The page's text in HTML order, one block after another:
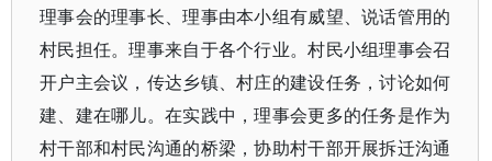
理事会的理事长、理事由本小组有威望、说话管用的
村民担任。理事来自于各个行业。村民小组理事会召
开户主会议，传达乡镇、村庄的建设任务，讨论如何
建、建在哪儿。在实践中，理事会更多的任务是作为
村干部和村民沟通的桥梁，协助村干部开展拆迁沟通